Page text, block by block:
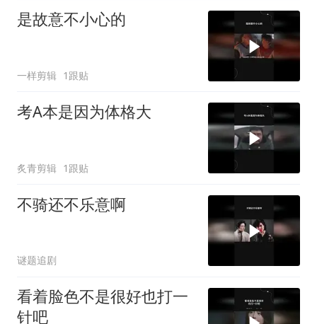
是故意不小心的
一样剪辑 1跟贴
考A本是因为体格大
炙青剪辑 1跟贴
不骑还不乐意啊
谜题追剧
看着脸色不是很好也打一
针吧